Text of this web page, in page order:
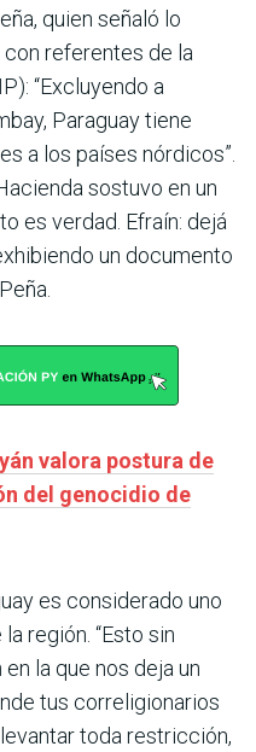
quien señaló lo
referentes de la
“Excluyendo a
Paraguay tiene
a los países nórdicos”.
sostuvo en un
es verdad. Efraín: dejá
un documento
valora postura de
del genocidio de
es considerado uno
región. “Esto sin
la que nos deja un
tus correligionarios
toda restricción,